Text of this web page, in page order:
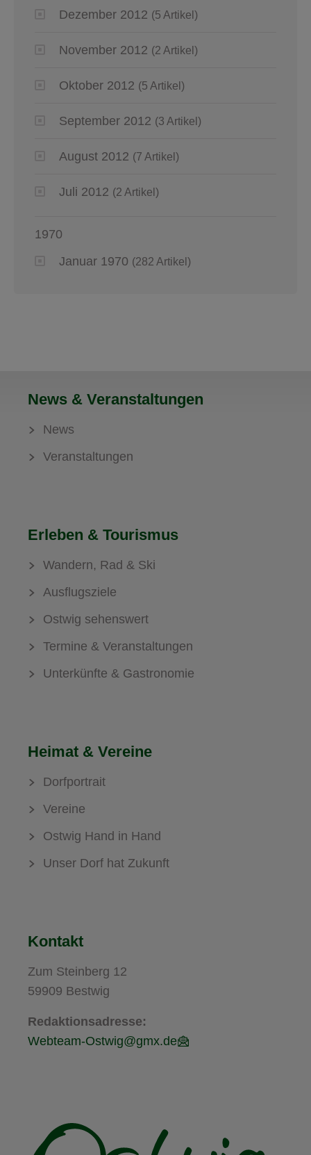
Dezember 2012 (5 Artikel)
November 2012 (2 Artikel)
Oktober 2012 (5 Artikel)
September 2012 (3 Artikel)
August 2012 (7 Artikel)
Juli 2012 (2 Artikel)
1970
Januar 1970 (282 Artikel)
News & Veranstaltungen
News
Veranstaltungen
Erleben & Tourismus
Wandern, Rad & Ski
Ausflugsziele
Ostwig sehenswert
Termine & Veranstaltungen
Unterkünfte & Gastronomie
Heimat & Vereine
Dorfportrait
Vereine
Ostwig Hand in Hand
Unser Dorf hat Zukunft
Kontakt
Zum Steinberg 12
59909 Bestwig
Redaktionsadresse:
Webteam-Ostwig@gmx.de